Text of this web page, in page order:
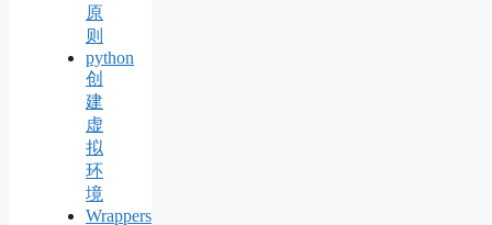
原
则
python
创
建
虚
拟
环
境
Wrappers